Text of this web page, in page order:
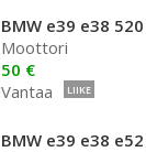
BMW e39 e38
Moottori
50 €
Vantaa
LIIKE
BMW e39 e38